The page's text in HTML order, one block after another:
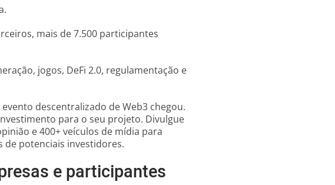
mais de 7.500 participantes
jogos, DeFi 2.0, regulamentação e
descentralizado de Web3 chegou.
para o seu projeto. Divulgue
e 400+ veículos de mídia para
de potenciais investidores.
e participantes